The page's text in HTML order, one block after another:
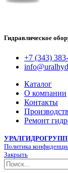
Гидравлическое
+7 (343)
Каталог
О компании
Контакты
Ремонт
УРАЛГИДРОГРУПП
Политика
Закрыть